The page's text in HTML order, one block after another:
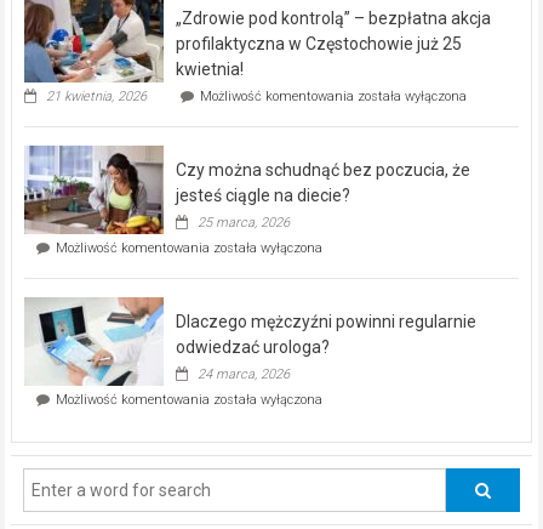
rehabilitacji
dla
„Zdrowie pod kontrolą” – bezpłatna akcja
profilaktyczna w Częstochowie już 25
kwietnia!
21 kwietnia, 2026 Możliwość komentowania „Zdrowie
bezpłatna
została wyłączona
Czy można schudnąć bez poczucia, że
jesteś ciągle na diecie?
25 marca, 2026
Możliwość komentowania Czy
poczucia,
że
ciągle
na
została wyłączona
Dlaczego mężczyźni powinni regularnie
odwiedzać urologa?
24 marca, 2026
Możliwość komentowania Dlaczego
regularnie
została wyłączona